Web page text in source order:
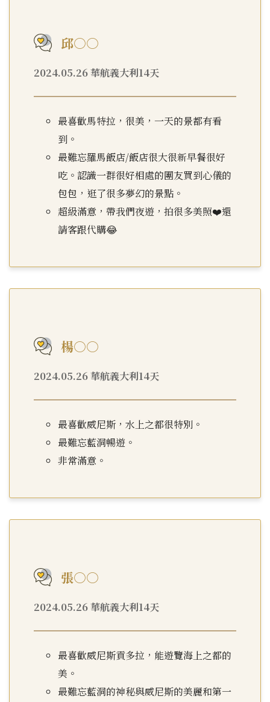
邱○○
2024.05.26 華航義大利14天
最喜歡馬特拉，很美，一天的景都有看
到。
最難忘羅馬飯店/飯店很大很新早餐很好
吃。認識一群很好相處的團友買到心儀的
包包，逛了很多夢幻的景點。
超級滿意，帶我們夜遊，拍很多美照❤️還
請客跟代購😂
楊○○
2024.05.26 華航義大利14天
最喜歡威尼斯，水上之都很特別。
最難忘藍洞暢遊。
非常滿意。
張○○
2024.05.26 華航義大利14天
最喜歡威尼斯貢多拉，能遊覽海上之都的
美。
最難忘藍洞的神秘與威尼斯的美麗和第一